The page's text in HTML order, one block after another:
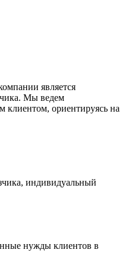
является
Мы ведем
клиентом, ориентируясь на
индивидуальный
нужды клиентов в